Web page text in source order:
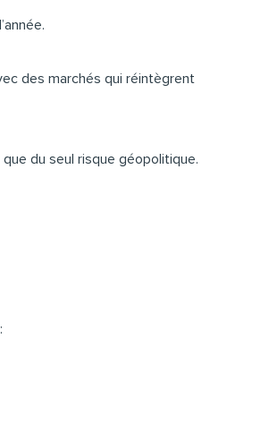
des marchés qui réintègrent
du seul risque géopolitique.